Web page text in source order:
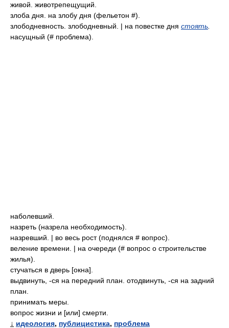
живой. животрепещущий.
злоба дня. на злобу дня (фельетон #).
злободневность. злободневный. | на повестке дня стоять
насущный (# проблема).
наболевший.
назреть (назрела необходимость).
назревший. | во весь рост (поднялся # вопрос).
веление времени. | на очереди (# вопрос о строительстве
жилья).
стучаться в дверь [окна].
выдвинуть, -ся на передний план. отодвинуть, -ся на задний
план.
принимать меры.
вопрос жизни и [или] смерти.
↓ идеология, публицистика, проблема